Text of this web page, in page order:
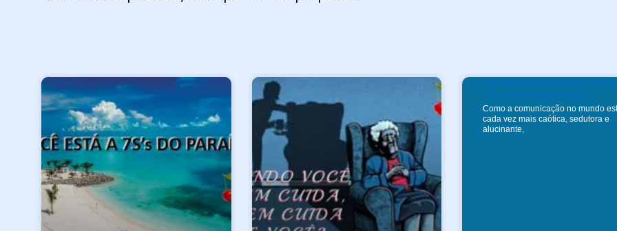
POR QUE DEDICAMOS
VIDAS À AGÊNCIA Q9?
Como a comunicação no mundo
cada vez mais caótica, sedutora e
alucinante,